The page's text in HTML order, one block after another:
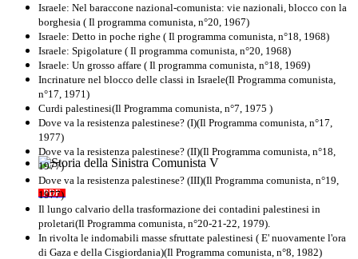
Storia della Sinistra Comunista V
PDF
Israele: Nel baraccone nazional-comunista: vie nazionali, blocco con la
borghesia ( Il programma comunista, n°20, 1967)
Israele: Detto in poche righe ( Il programma comunista, n°18, 1968)
Israele: Spigolature ( Il programma comunista, n°20, 1968)
Israele: Un grosso affare ( Il programma comunista, n°18, 1969)
Incrinature nel blocco delle classi in Israele(Il Programma comunista,
n°17, 1971)
Curdi palestinesi(Il Programma comunista, n°7, 1975 )
Dove va la resistenza palestinese? (I)(Il Programma comunista, n°17,
1977)
Dove va la resistenza palestinese? (II)(Il Programma comunista, n°18,
1977)
Dove va la resistenza palestinese? (III)(Il Programma comunista, n°19,
1977)
Il lungo calvario della trasformazione dei contadini palestinesi in
proletari(Il Programma comunista, n°20-21-22, 1979).
In rivolta le indomabili masse sfruttate palestinesi ( E' nuovamente l'ora
di Gaza e della Cisgiordania)(Il Programma comunista, n°8, 1982)